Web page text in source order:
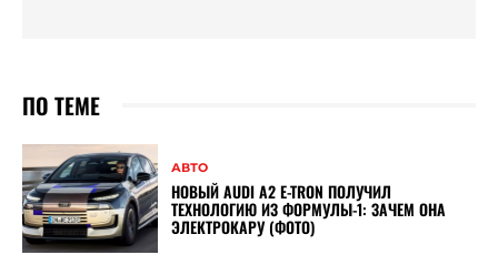
ПО ТЕМЕ
АВТО
НОВЫЙ AUDI A2 E-TRON ПОЛУЧИЛ
ТЕХНОЛОГИЮ ИЗ ФОРМУЛЫ-1: ЗАЧЕМ ОНА
ЭЛЕКТРОКАРУ (ФОТО)